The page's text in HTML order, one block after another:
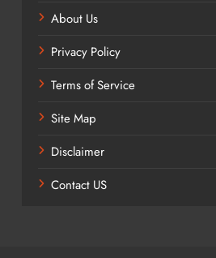
About Us
Privacy Policy
Terms of Service
Site Map
Disclaimer
Contact US